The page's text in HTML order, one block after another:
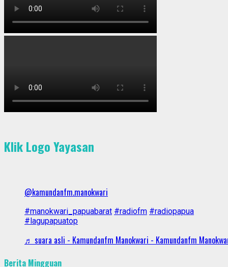
Klik Logo Yayasan
@kamundanfm.manokwari
#manokwari_papuabarat #radiofm #radiopapua
#lagupapuatop
♬ suara asli - Kamundanfm Manokwari - Kamundanfm
Berita Mingguan